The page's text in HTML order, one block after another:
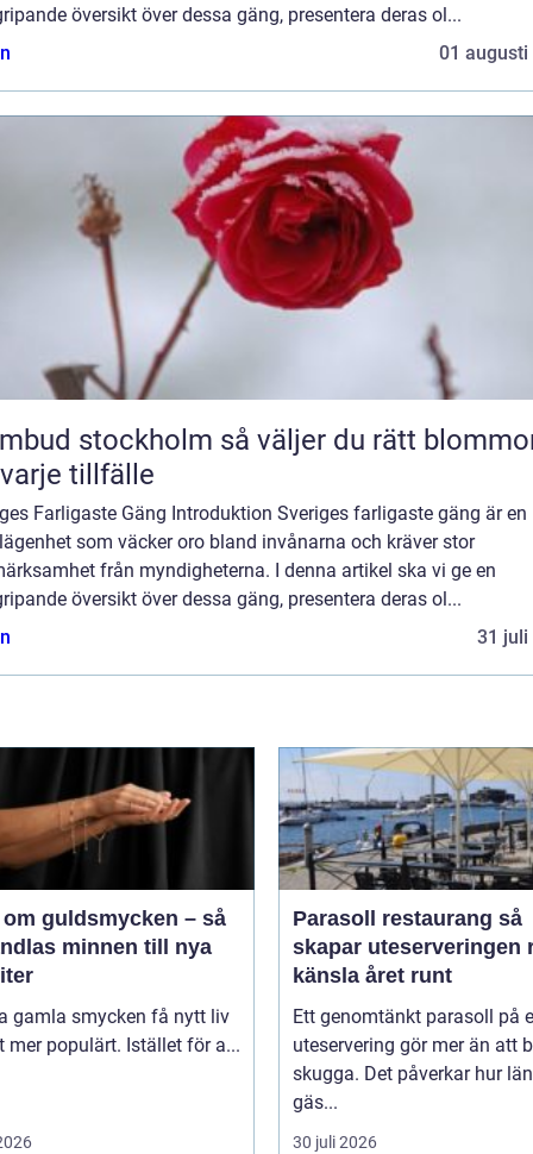
översikt över dessa gäng, presentera deras ol...
01 augusti
stockholm så väljer du rätt blommor
tillfälle
Farligaste Gäng Introduktion Sveriges farligaste gäng är en
som väcker oro bland invånarna och kräver stor
från myndigheterna. I denna artikel ska vi ge en
översikt över dessa gäng, presentera deras ol...
31 juli
guldsmycken – så
minnen till nya
gamla smycken få nytt liv
mer populärt. Istället för a...
Parasoll restaurang så
skapar uteserveringen
känsla året runt
Ett genomtänkt parasoll på
uteservering gör mer än att
skugga. Det påverkar hur
gäs...
30 juli 2026